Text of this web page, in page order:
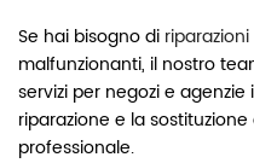
Se hai bisogno di
malfunzionanti, il nostro
servizi per negozi e
riparazione e la
professionale.